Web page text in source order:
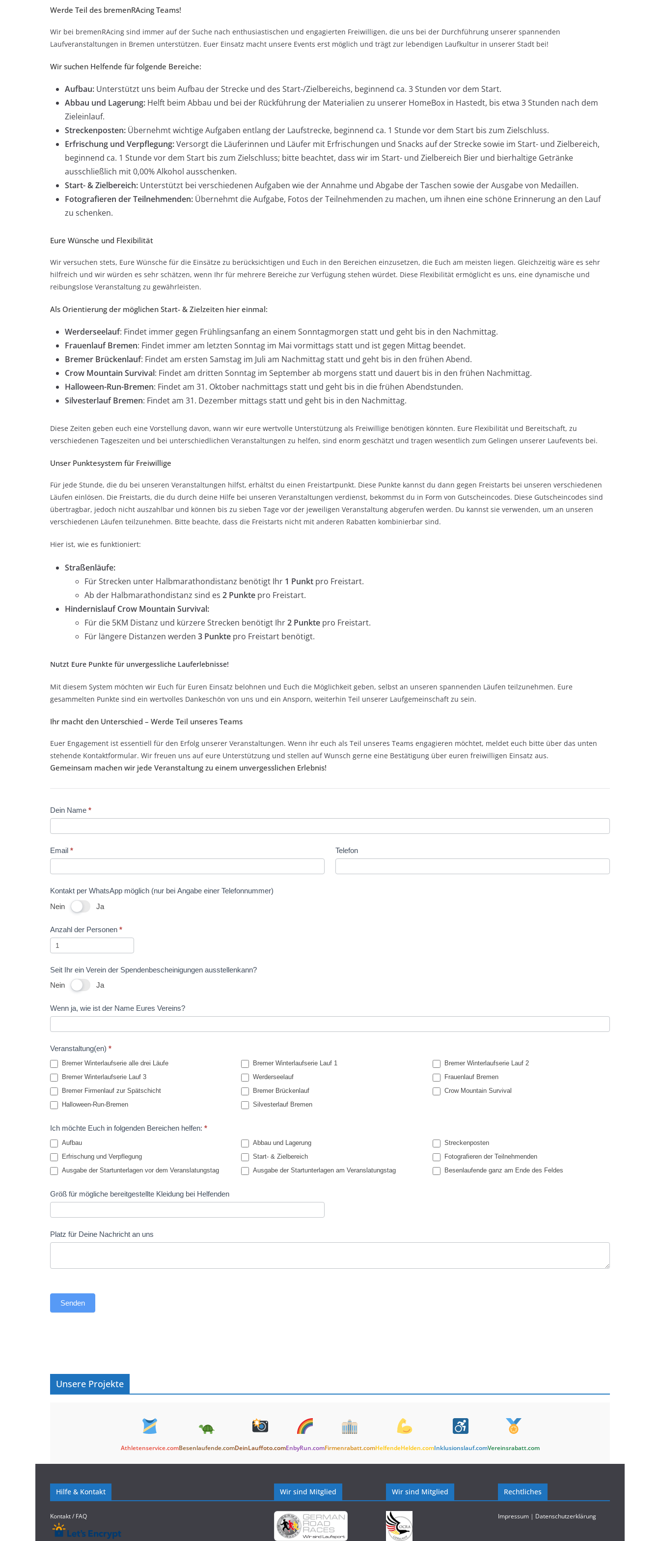
Werde Teil des bremenRAcing Teams!
Wir bei bremenRAcing sind immer auf der Suche nach enthusiastischen und engagierten Freiwilligen, die uns bei der Durchführung unserer spannenden
Laufveranstaltungen in Bremen unterstützen. Euer Einsatz macht unsere Events erst möglich und trägt zur lebendigen Laufkultur in unserer Stadt bei!
Wir suchen Helfende für folgende Bereiche:
Aufbau: Unterstützt uns beim Aufbau der Strecke und des Start-/Zielbereichs, beginnend ca. 3 Stunden vor dem Start.
Abbau und Lagerung: Helft beim Abbau und bei der Rückführung der Materialien zu unserer HomeBox in Hastedt, bis etwa 3 Stunden nach dem
Zieleinlauf.
Streckenposten: Übernehmt wichtige Aufgaben entlang der Laufstrecke, beginnend ca. 1 Stunde vor dem Start bis zum Zielschluss.
Erfrischung und Verpflegung:Versorgt die Läuferinnen und Läufer mit Erfrischungen und Snacks auf der Strecke sowie im Start- und Zielbereich,
beginnend ca. 1 Stunde vor dem Start bis zum Zielschluss; bitte beachtet, dass wir im Start- und Zielbereich Bier und bierhaltige Getränke
ausschließlich mit 0,00% Alkohol ausschenken.
Start- & Zielbereich: Unterstützt bei verschiedenen Aufgaben wie der Annahme und Abgabe der Taschen sowie der Ausgabe von Medaillen.
Fotografieren der Teilnehmenden: Übernehmt die Aufgabe, Fotos der Teilnehmenden zu machen, um ihnen eine schöne Erinnerung an den Lauf
zu schenken.
Eure Wünsche und Flexibilität
Wir versuchen stets, Eure Wünsche für die Einsätze zu berücksichtigen und Euch in den Bereichen einzusetzen, die Euch am meisten liegen. Gleichzeitig wäre es sehr
hilfreich und wir würden es sehr schätzen, wenn Ihr für mehrere Bereiche zur Verfügung stehen würdet. Diese Flexibilität ermöglicht es uns, eine dynamische und
reibungslose Veranstaltung zu gewährleisten.
Als Orientierung der möglichen Start- & Zielzeiten hier einmal:
Werderseelauf: Findet immer gegen Frühlingsanfang an einem Sonntagmorgen statt und geht bis in den Nachmittag.
Frauenlauf Bremen: Findet immer am letzten Sonntag im Mai vormittags statt und ist gegen Mittag beendet.
Bremer Brückenlauf: Findet am ersten Samstag im Juli am Nachmittag statt und geht bis in den frühen Abend.
Crow Mountain Survival: Findet am dritten Sonntag im September ab morgens statt und dauert bis in den frühen Nachmittag.
Halloween-Run-Bremen: Findet am 31. Oktober nachmittags statt und geht bis in die frühen Abendstunden.
Silvesterlauf Bremen: Findet am 31. Dezember mittags statt und geht bis in den Nachmittag.
Diese Zeiten geben euch eine Vorstellung davon, wann wir eure wertvolle Unterstützung als Freiwillige benötigen könnten. Eure Flexibilität und Bereitschaft, zu
verschiedenen Tageszeiten und bei unterschiedlichen Veranstaltungen zu helfen, sind enorm geschätzt und tragen wesentlich zum Gelingen unserer Laufevents bei.
Unser Punktesystem für Freiwillige
Für jede Stunde, die du bei unseren Veranstaltungen hilfst, erhältst du einen Freistartpunkt. Diese Punkte kannst du dann gegen Freistarts bei unseren verschiedenen
Läufen einlösen. Die Freistarts, die du durch deine Hilfe bei unseren Veranstaltungen verdienst, bekommst du in Form von Gutscheincodes. Diese Gutscheincodes sind
übertragbar, jedoch nicht auszahlbar und können bis zu sieben Tage vor der jeweiligen Veranstaltung abgerufen werden. Du kannst sie verwenden, um an unseren
verschiedenen Läufen teilzunehmen. Bitte beachte, dass die Freistarts nicht mit anderen Rabatten kombinierbar sind.
Hier ist, wie es funktioniert:
Straßenläufe:
Für Strecken unter Halbmarathondistanz benötigt Ihr 1 Punkt pro Freistart.
Ab der Halbmarathondistanz sind es 2 Punkte pro Freistart.
Hindernislauf Crow Mountain Survival:
Für die 5KM Distanz und kürzere Strecken benötigt Ihr2 Punkte pro Freistart.
Für längere Distanzen werden 3 Punkte pro Freistart benötigt.
Nutzt Eure Punkte für unvergessliche Lauferlebnisse!
Mit diesem System möchten wir Euch für Euren Einsatz belohnen und Euch die Möglichkeit geben, selbst an unseren spannenden Läufen teilzunehmen. Eure
gesammelten Punkte sind ein wertvolles Dankeschön von uns und ein Ansporn, weiterhin Teil unserer Laufgemeinschaft zu sein.
Ihr macht den Unterschied – Werde Teil unseres Teams
Euer Engagement ist essentiell für den Erfolg unserer Veranstaltungen. Wenn ihr euch als Teil unseres Teams engagieren möchtet, meldet euch bitte über das unten
stehende Kontaktformular. Wir freuen uns auf eure Unterstützung und stellen auf Wunsch gerne eine Bestätigung über euren freiwilligen Einsatz aus.
Gemeinsam machen wir jede Veranstaltung zu einem unvergesslichen Erlebnis!
Helfende
Dein Name *
Email * Telefon
Kontakt per WhatsApp möglich (nur bei Angabe einer Telefonnummer)
Nein
Ja
Anzahl der Personen *
Seit Ihr ein Verein der Spendenbescheinigungen ausstellenkann?
Nein
Ja
Wenn ja, wie ist der Name Eures Vereins?
Veranstaltung(en) *
Bremer Winterlaufserie alle drei Läufe Bremer Winterlaufserie Lauf 1
Bremer Winterlaufserie Lauf 2
Bremer Winterlaufserie Lauf 3
Werderseelauf
Frauenlauf Bremen
Bremer Firmenlauf zur Spätschicht
Bremer Brückenlauf
Crow Mountain Survival
Halloween-Run-Bremen
Silvesterlauf Bremen
Ich möchte Euch in folgenden Bereichen helfen: *
Aufbau Abbau und Lagerung
Streckenposten
Erfrischung und Verpflegung
Start- & Zielbereich
Fotografieren der Teilnehmenden
Ausgabe der Startunterlagen vor dem Veranslatungstag
Ausgabe der Startunterlagen am Veranslatungstag Besenlaufende ganz am Ende des Feldes
Größ für mögliche bereitgestellte Kleidung bei Helfenden
Platz für Deine Nachricht an uns
Senden
Unsere Projekte
Athletenservice.comBesenlaufende.comDeinLauffoto.comEnbyRun.comFirmenrabatt.comHelfendeHelden.comInklusionslauf.comVereinsrabatt.com
Hilfe & Kontakt
Kontakt / FAQ
Wir sind Mitglied Wir sind Mitglied Rechtliches
Impressum | Datenschutzerklärung